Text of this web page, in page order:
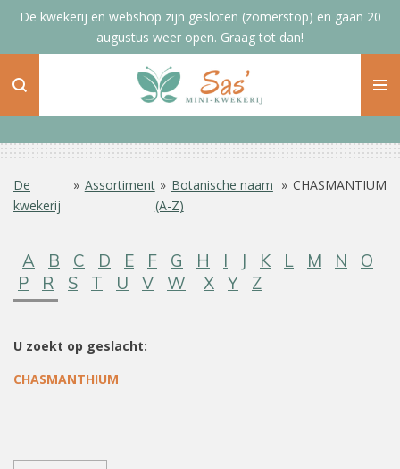
Ga
de
De kwekerij en webshop zijn gesloten (zomerstop) en gaan 20
augustus weer open. Graag tot dan!
De
kwekerij
» Assortiment » Botanische naam
(A-Z)
» CHASMANTIUM
A B C D E F G H I J K L M N
O
P
R S T U V W X Y Z
U zoekt op geslacht:
CHASMANTHIUM